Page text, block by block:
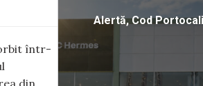
într-
din
Alertă, Cod